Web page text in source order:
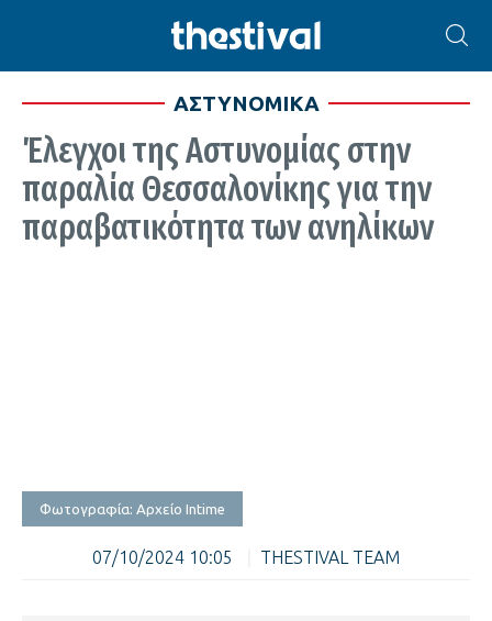
ΑΣΤΥΝΟΜΙΚΑ
Έλεγχοι της Αστυνομίας στην
παραλία Θεσσαλονίκης για την
παραβατικότητα των ανηλίκων
Φωτογραφία: Αρχείο Intime
07/10/2024 10:05 THESTIVAL TEAM